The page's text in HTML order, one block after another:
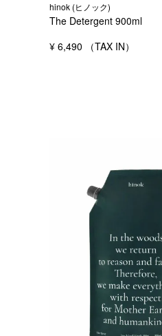
hinok (ヒノック)
The Detergent 900ml
¥ 6,490